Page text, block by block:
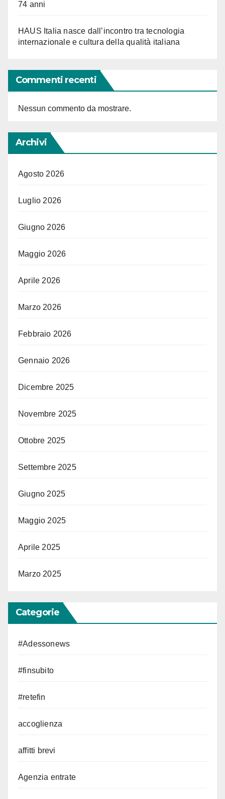
74 anni
HAUS Italia nasce dall’incontro tra tecnologia
internazionale e cultura della qualità italiana
Commenti recenti
Nessun commento da mostrare.
Archivi
Agosto 2026
Luglio 2026
Giugno 2026
Maggio 2026
Aprile 2026
Marzo 2026
Febbraio 2026
Gennaio 2026
Dicembre 2025
Novembre 2025
Ottobre 2025
Settembre 2025
Giugno 2025
Maggio 2025
Aprile 2025
Marzo 2025
Categorie
#Adessonews
#finsubito
#retefin
accoglienza
affitti brevi
Agenzia entrate